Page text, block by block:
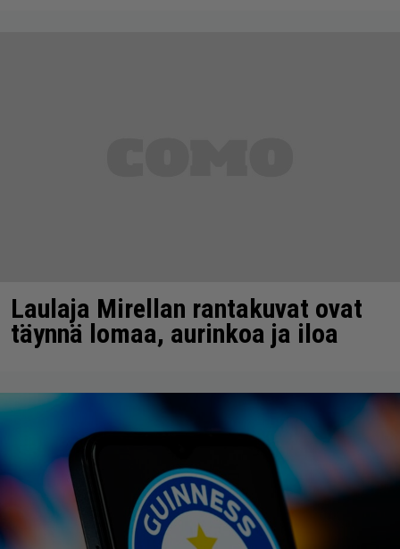
Laulaja Mirellan rantakuvat ovat
täynnä lomaa, aurinkoa ja iloa